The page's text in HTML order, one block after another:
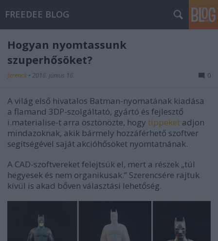
FREEDEE BLOG
Hogyan nyomtassunk
szuperhősöket?
ferenck • 2016. június 16. 0
A világ első hivatalos Batman-nyomatának kiadása
a flamand 3DP-szolgáltató, gyártó és fejlesztő
i.materialise-t arra ösztönözte, hogy tippeket adjon
mindazoknak, akik bármely hozzáférhető szoftver
segítségével saját akcióhősöket nyomtatnának.
A CAD-szoftvereket felejtsük el, mert a részek „túl
hegyesek és nem organikusak.” Szerencsére rajtuk
kívül is akad bőven választási lehetőség.